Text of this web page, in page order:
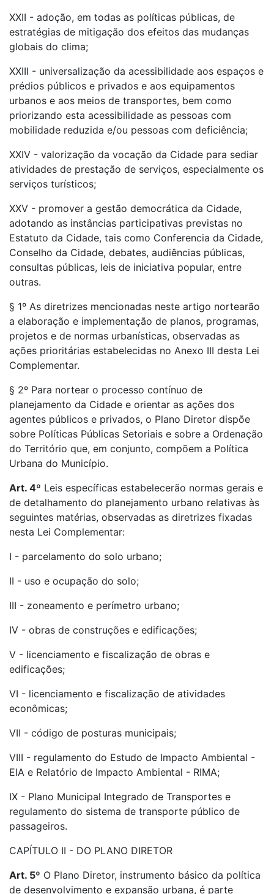
XXII - adoção, em todas as políticas públicas, de
estratégias de mitigação dos efeitos das mudanças
globais do clima;
XXIII - universalização da acessibilidade aos espaços e
prédios públicos e privados e aos equipamentos
urbanos e aos meios de transportes, bem como
priorizando esta acessibilidade as pessoas com
mobilidade reduzida e/ou pessoas com deficiência;
XXIV - valorização da vocação da Cidade para sediar
atividades de prestação de serviços, especialmente os
serviços turísticos;
XXV - promover a gestão democrática da Cidade,
adotando as instâncias participativas previstas no
Estatuto da Cidade, tais como Conferencia da Cidade,
Conselho da Cidade, debates, audiências públicas,
consultas públicas, leis de iniciativa popular, entre
outras.
§ 1º As diretrizes mencionadas neste artigo nortearão
a elaboração e implementação de planos, programas,
projetos e de normas urbanísticas, observadas as
ações prioritárias estabelecidas no Anexo III desta Lei
Complementar.
§ 2º Para nortear o processo contínuo de
planejamento da Cidade e orientar as ações dos
agentes públicos e privados, o Plano Diretor dispõe
sobre Políticas Públicas Setoriais e sobre a Ordenação
do Território que, em conjunto, compõem a Política
Urbana do Município.
Art. 4º Leis específicas estabelecerão normas gerais e
de detalhamento do planejamento urbano relativas às
seguintes matérias, observadas as diretrizes fixadas
nesta Lei Complementar:
I - parcelamento do solo urbano;
II - uso e ocupação do solo;
III - zoneamento e perímetro urbano;
IV - obras de construções e edificações;
V - licenciamento e fiscalização de obras e
edificações;
VI - licenciamento e fiscalização de atividades
econômicas;
VII - código de posturas municipais;
VIII - regulamento do Estudo de Impacto Ambiental -
EIA e Relatório de Impacto Ambiental - RIMA;
IX - Plano Municipal Integrado de Transportes e
regulamento do sistema de transporte público de
passageiros.
CAPÍTULO II - DO PLANO DIRETOR
Art. 5º O Plano Diretor, instrumento básico da política
de desenvolvimento e expansão urbana, é parte